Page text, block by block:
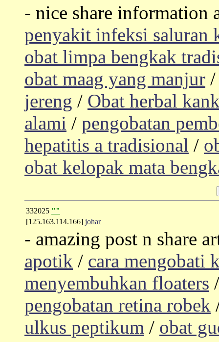
- nice share information
penyakit infeksi saluran
obat limpa bengkak
obat maag yang manjur
jereng / Obat herbal
alami / pengobatan
hepatitis a tradisional /
obat kelopak mata
332025 ""
[125.163.114.166] johar
- amazing post n share
apotik / cara mengobati
menyembuhkan floaters
pengobatan retina robek
ulkus peptikum / obat